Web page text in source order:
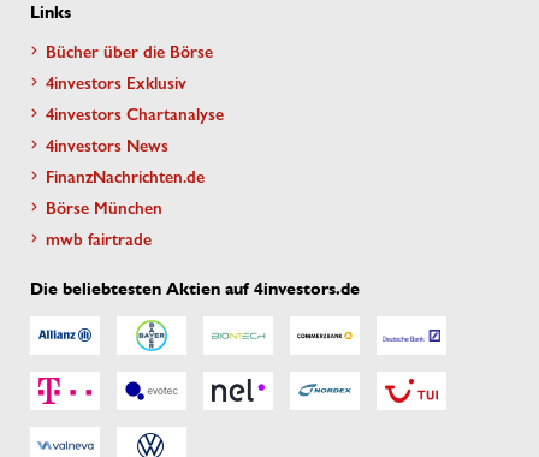
Links
Bücher über die Börse
4investors Exklusiv
4investors Chartanalyse
4investors News
FinanzNachrichten.de
Börse München
mwb fairtrade
Die beliebtesten Aktien auf 4investors.de